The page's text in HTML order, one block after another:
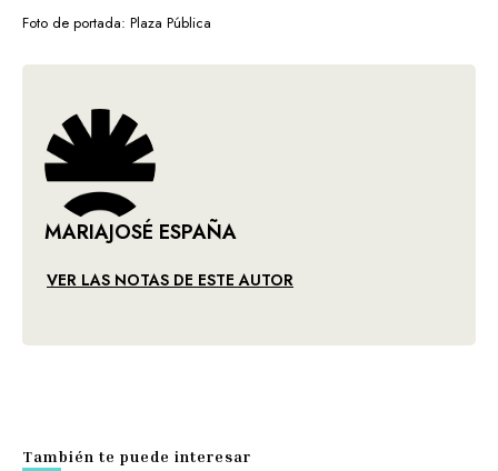
Foto de portada: Plaza Pública
MARIAJOSÉ ESPAÑA
VER LAS NOTAS DE ESTE AUTOR
También te puede interesar